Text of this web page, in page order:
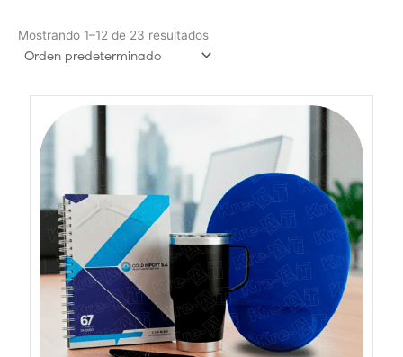
Mostrando 1–12 de 23 resultados